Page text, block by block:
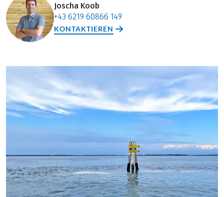
Joscha Koob
+43 6219 60866 149
KONTAKTIEREN